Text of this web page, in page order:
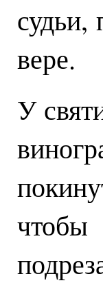
судьи,
вере.
У